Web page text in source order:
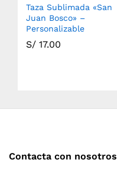
Taza Sublimada «San
Juan Bosco» –
Personalizable
S/ 17.00
Contacta con nosotros